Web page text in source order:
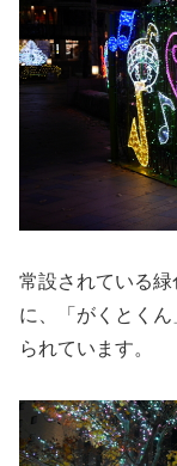
常設されている
に、「がくとく
られています。